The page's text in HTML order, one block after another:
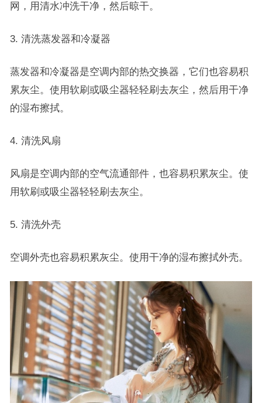
网，用清水冲洗干净，然后晾干。
3. 清洗蒸发器和冷凝器
蒸发器和冷凝器是空调内部的热交换器，它们也容易积
累灰尘。使用软刷或吸尘器轻轻刷去灰尘，然后用干净
的湿布擦拭。
4. 清洗风扇
风扇是空调内部的空气流通部件，也容易积累灰尘。使
用软刷或吸尘器轻轻刷去灰尘。
5. 清洗外壳
空调外壳也容易积累灰尘。使用干净的湿布擦拭外壳。